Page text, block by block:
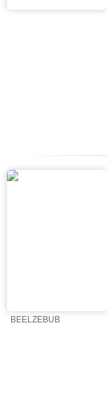
BEELZEBUB